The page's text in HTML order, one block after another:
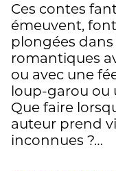
Ces contes
émeuvent,
plongées
romantiques
ou avec une
loup-garou
Que faire
auteur prend
inconnues ?…